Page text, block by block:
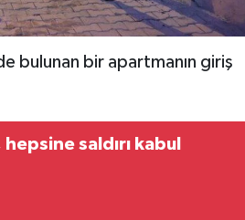
bulunan bir apartmanın giriş
saldırı kabul